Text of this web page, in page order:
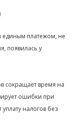
единым платежом, не
появилась у
сокращает время на
ошибки при
налогов без